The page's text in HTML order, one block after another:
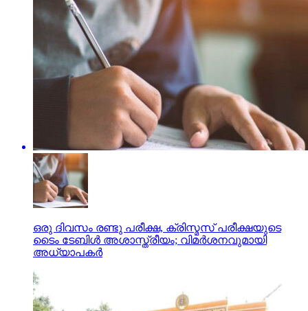
ഒരു ദിവസം രണ്ടു പരീക്ഷ, ക്രിസ്മസ് പരീക്ഷയുടെ
ടൈം ടേബിള്‍ അശാസ്ത്രീയം; വിമര്‍ശനവുമായി
അധ്യാപകര്‍